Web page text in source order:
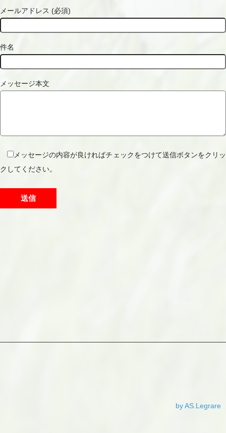
メールアドレス (必須)
件名
メッセージ本文
メッセージの内容が良ければチェックをつけて送信ボタンをクリッ
クしてください。
by AS.Legrare